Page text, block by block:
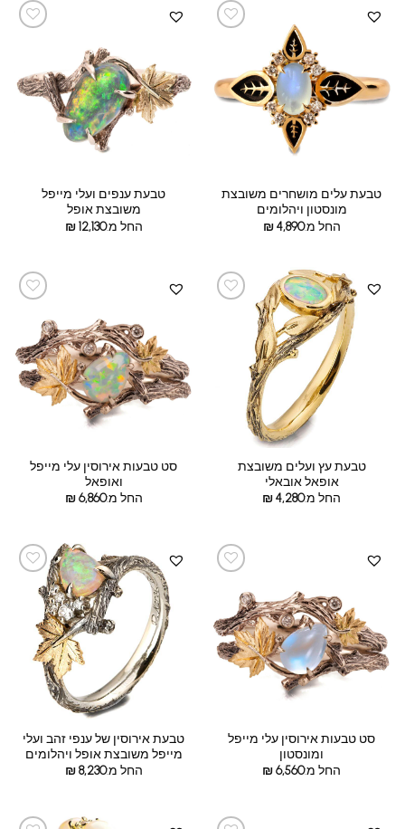
טבעת עלים מושחרים משובצת
מונסטון ויהלומים
החל מ:
₪4,890
טבעת ענפים ועלי מייפל
משובצת אופל
החל מ:
₪12,130
טבעת עץ ועלים משובצת
אופאל אובאלי
החל מ:
₪4,280
סט טבעות אירוסין עלי מייפל
ואופאל
החל מ:
₪6,860
סט טבעות אירוסין עלי מייפל
ומונסטון
החל מ:
₪6,560
טבעת אירוסין של ענפי זהב ועלי
מייפל משובצת אופל ויהלומים
החל מ:
₪8,230